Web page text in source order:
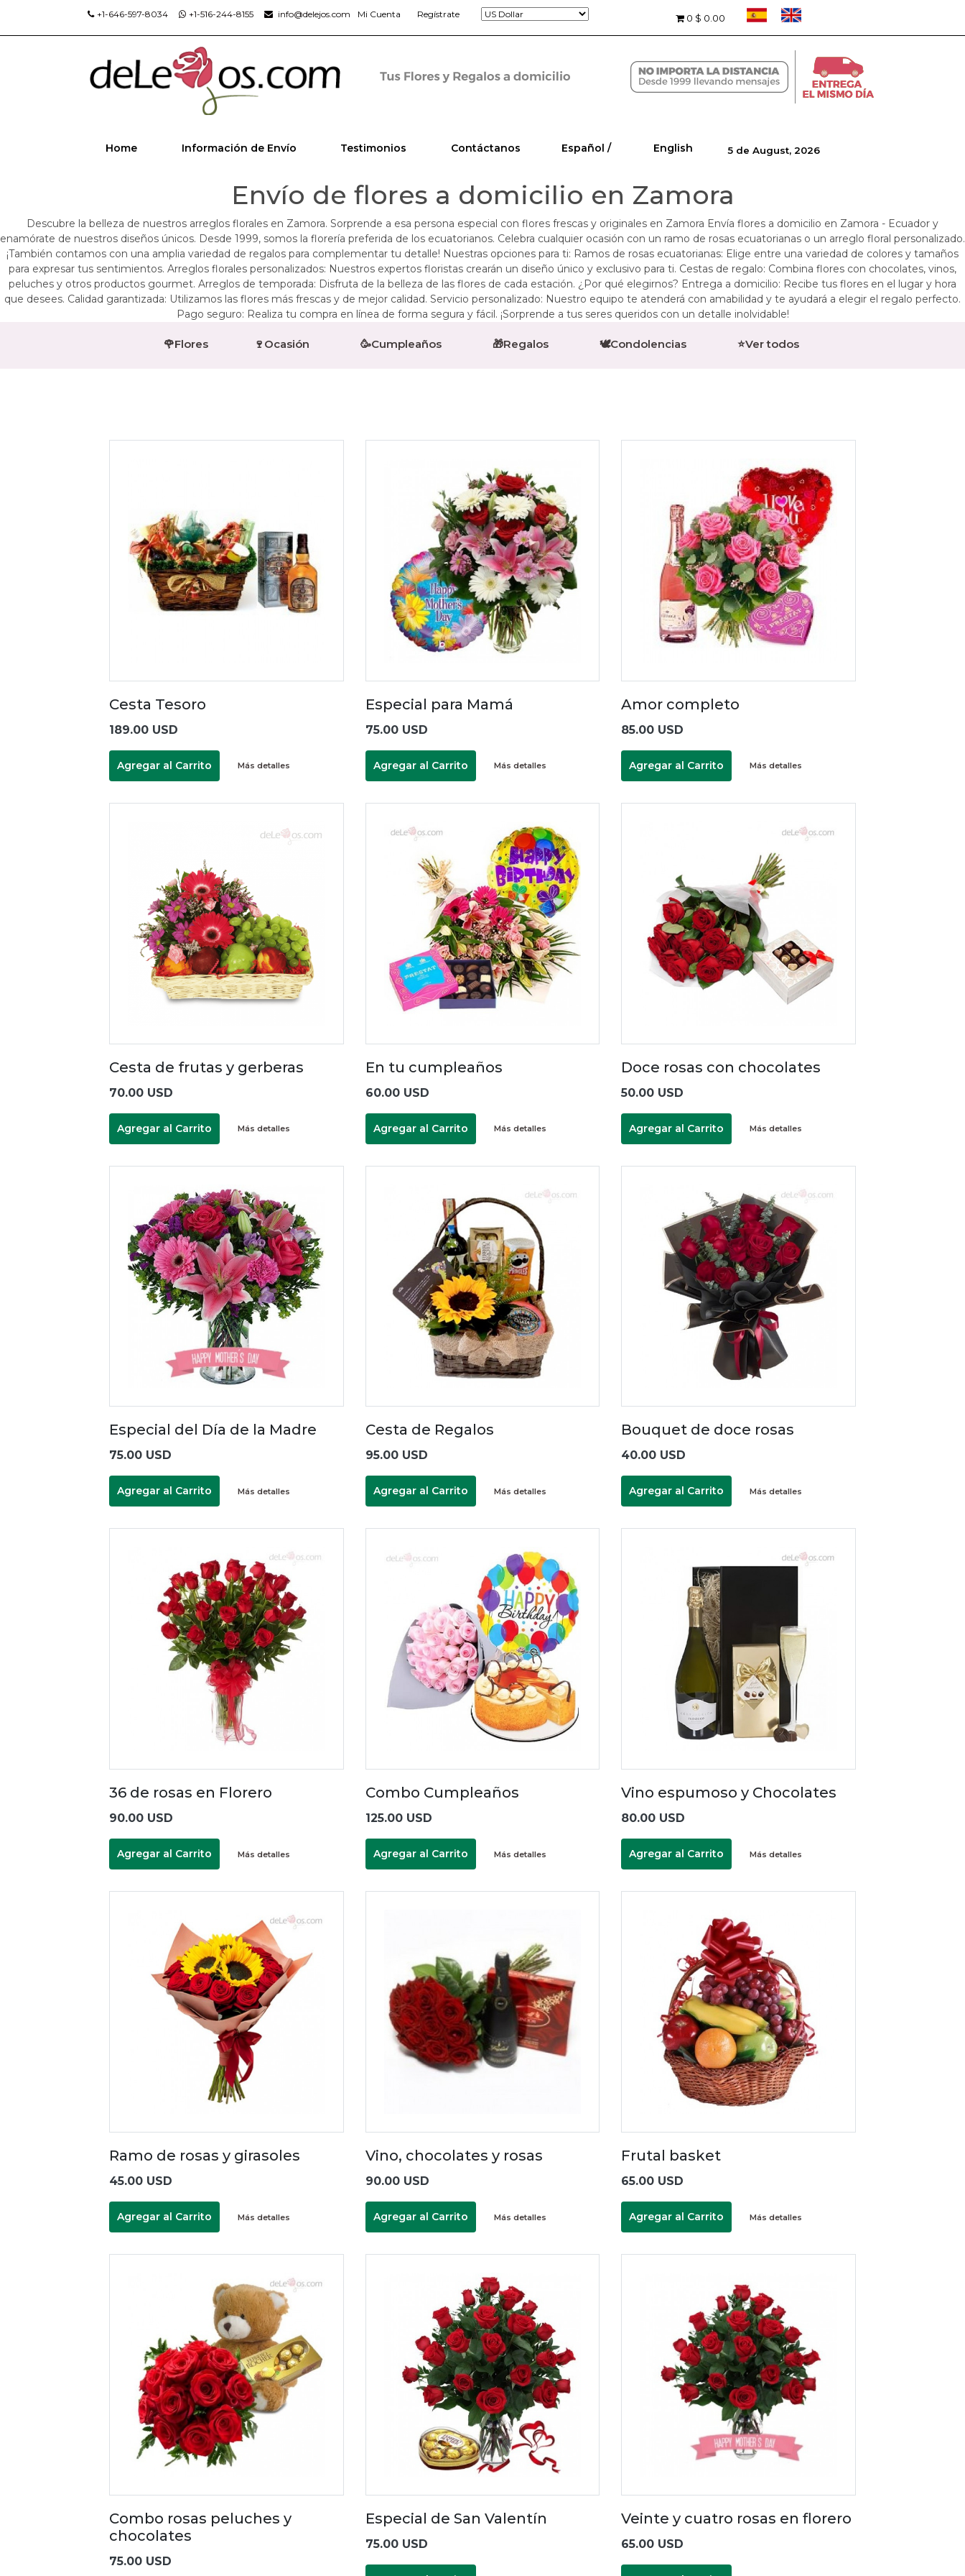
+1-646-597-8034 +1-516-244-8155 info@delejos.com Mi Cuenta Regístrate 0 $ 0.00
Home Información de Envío Testimonios Contáctanos Español / English 5 de August, 2026
Envío de flores a domicilio en Zamora
Descubre la belleza de nuestros arreglos florales en Zamora. Sorprende a esa persona especial con flores frescas y originales en Zamora Envía flores a domicilio en Zamora - Ecuador y
enamórate de nuestros diseños únicos. Desde 1999, somos la florería preferida de los ecuatorianos. Celebra cualquier ocasión con un ramo de rosas ecuatorianas o un arreglo floral personalizado.
¡También contamos con una amplia variedad de regalos para complementar tu detalle! Nuestras opciones para ti: Ramos de rosas ecuatorianas: Elige entre una variedad de colores y tamaños
para expresar tus sentimientos. Arreglos florales personalizados: Nuestros expertos floristas crearán un diseño único y exclusivo para ti. Cestas de regalo: Combina flores con chocolates, vinos,
peluches y otros productos gourmet. Arreglos de temporada: Disfruta de la belleza de las flores de cada estación. ¿Por qué elegirnos? Entrega a domicilio: Recibe tus flores en el lugar y hora
que desees. Calidad garantizada: Utilizamos las flores más frescas y de mejor calidad. Servicio personalizado: Nuestro equipo te atenderá con amabilidad y te ayudará a elegir el regalo perfecto.
Pago seguro: Realiza tu compra en línea de forma segura y fácil. ¡Sorprende a tus seres queridos con un detalle inolvidable!
🌹Flores 🍷Ocasión 🥳Cumpleaños 🎁Regalos 🕊️Condolencias ⭐Ver todos
Cesta Tesoro
189.00 USD
Agregar al Carrito Más detalles
Especial para Mamá
75.00 USD
Agregar al Carrito Más detalles
Amor completo
85.00 USD
Agregar al Carrito Más detalles
Cesta de frutas y gerberas
70.00 USD
Agregar al Carrito Más detalles
En tu cumpleaños
60.00 USD
Agregar al Carrito Más detalles
Doce rosas con chocolates
50.00 USD
Agregar al Carrito Más detalles
Especial del Día de la Madre
75.00 USD
Agregar al Carrito Más detalles
Cesta de Regalos
95.00 USD
Agregar al Carrito Más detalles
Bouquet de doce rosas
40.00 USD
Agregar al Carrito Más detalles
36 de rosas en Florero
90.00 USD
Agregar al Carrito Más detalles
Combo Cumpleaños
125.00 USD
Agregar al Carrito Más detalles
Vino espumoso y Chocolates
80.00 USD
Agregar al Carrito Más detalles
Ramo de rosas y girasoles
45.00 USD
Agregar al Carrito Más detalles
Vino, chocolates y rosas
90.00 USD
Agregar al Carrito Más detalles
Frutal basket
65.00 USD
Agregar al Carrito Más detalles
Combo rosas peluches y
chocolates
75.00 USD
Especial de San Valentín
75.00 USD
Veinte y cuatro rosas en florero
65.00 USD